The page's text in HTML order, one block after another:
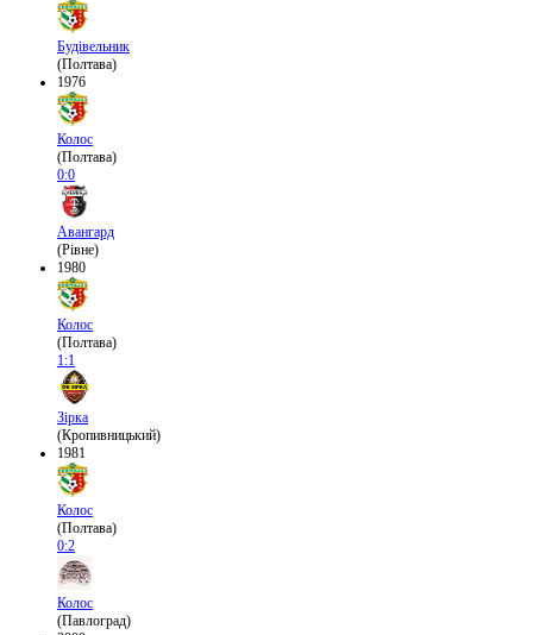
Будівельник
(Полтава)
1976
Колос
(Полтава)
0:0
Авангард
(Рівне)
1980
Колос
(Полтава)
1:1
Зірка
(Кропивницький)
1981
Колос
(Полтава)
0:2
Колос
(Павлоград)